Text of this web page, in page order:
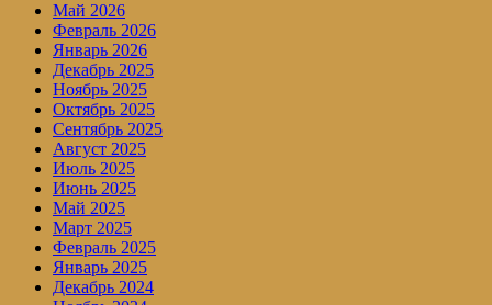
Май 2026
Февраль 2026
Январь 2026
Декабрь 2025
Ноябрь 2025
Октябрь 2025
Сентябрь 2025
Август 2025
Июль 2025
Июнь 2025
Май 2025
Март 2025
Февраль 2025
Январь 2025
Декабрь 2024